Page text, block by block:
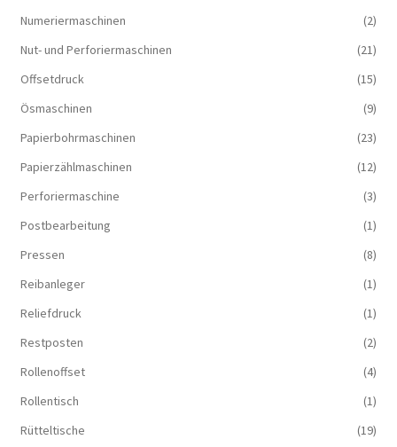
Numeriermaschinen
(2)
Nut- und Perforiermaschinen
(21)
Offsetdruck
(15)
Ösmaschinen
(9)
Papierbohrmaschinen
(23)
Papierzählmaschinen
(12)
Perforiermaschine
(3)
Postbearbeitung
(1)
Pressen
(8)
Reibanleger
(1)
Reliefdruck
(1)
Restposten
(2)
Rollenoffset
(4)
Rollentisch
(1)
Rütteltische
(19)